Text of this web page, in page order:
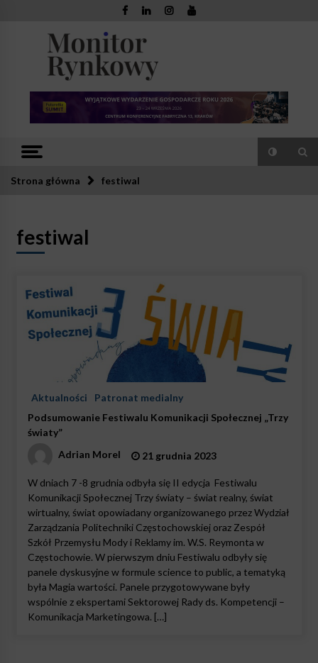
Monitor
Rynkowy
Strona główna festiwal
festiwal
Aktualności
Patronat medialny
Podsumowanie Festiwalu Komunikacji Społecznej „Trzy
światy”
Adrian Morel
21 grudnia 2023
W dniach 7 -8 grudnia odbyła się II edycja Festiwalu
Komunikacji Społecznej Trzy światy – świat realny, świat
wirtualny, świat opowiadany organizowanego przez Wydział
Zarządzania Politechniki Częstochowskiej oraz Zespół
Szkół Przemysłu Mody i Reklamy im. W.S. Reymonta w
Częstochowie. W pierwszym dniu Festiwalu odbyły się
panele dyskusyjne w formule science to public, a tematyką
była Magia wartości. Panele przygotowywane były
wspólnie z ekspertami Sektorowej Rady ds. Kompetencji –
Komunikacja Marketingowa. […]